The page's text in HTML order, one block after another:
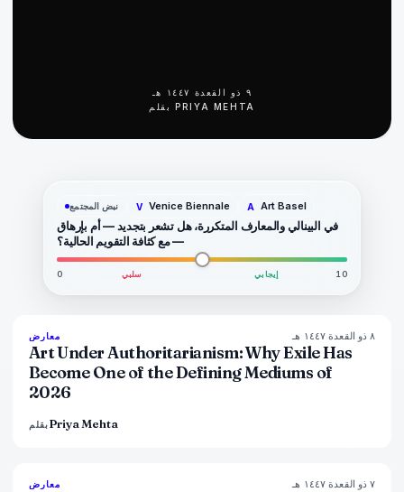
٩ ذو القعدة ١٤٤٧ هـ
بقلم
PRIYA MEHTA
نبض المجتمع V Venice Biennale A Art Basel
في البينالي والمعارف المتكررة، هل تشعر بتجديد — أم بإرهاق
— مع كثافة التقويم الحالية؟
0 سلبي إيجابي 10
77% 64 معارض ٨ ذو القعدة ١٤٤٧ هـ
Art Under Authoritarianism: Why Exile Has
Become One of the Defining Mediums of
2026
بقلمPriya Mehta
76% 69 معارض ٧ ذو القعدة ١٤٤٧ هـ